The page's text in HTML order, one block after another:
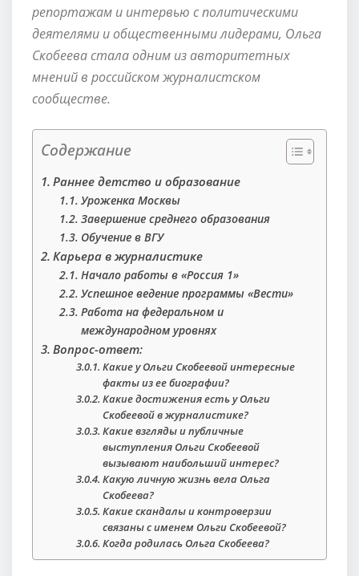
репортажам и интервью с политическими
деятелями и общественными лидерами, Ольга
Скобеева стала одним из авторитетных
мнений в российском журналистском
сообществе.
Содержание
Раннее детство и образование
Уроженка Москвы
Завершение среднего образования
Обучение в ВГУ
Карьера в журналистике
Начало работы в «Россия 1»
Успешное ведение программы «Вести»
Работа на федеральном и
международном уровнях
Вопрос-ответ:
Какие у Ольги Скобеевой интересные
факты из ее биографии?
Какие достижения есть у Ольги
Скобеевой в журналистике?
Какие взгляды и публичные
выступления Ольги Скобеевой
вызывают наибольший интерес?
Какую личную жизнь вела Ольга
Скобеева?
Какие скандалы и контроверзии
связаны с именем Ольги Скобеевой?
Когда родилась Ольга Скобеева?